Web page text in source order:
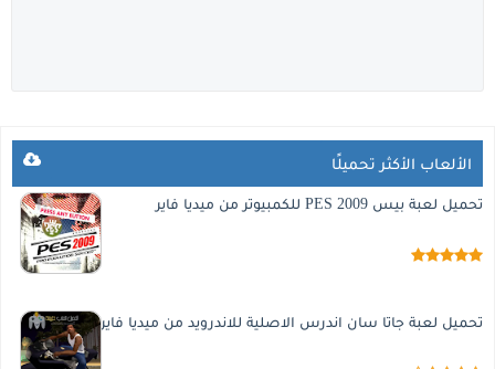
الألعاب الأكثر تحميلًا
تحميل لعبة بيس 2009 PES للكمبيوتر من ميديا فاير
تحميل لعبة جاتا سان اندرس الاصلية للاندرويد من ميديا فاير